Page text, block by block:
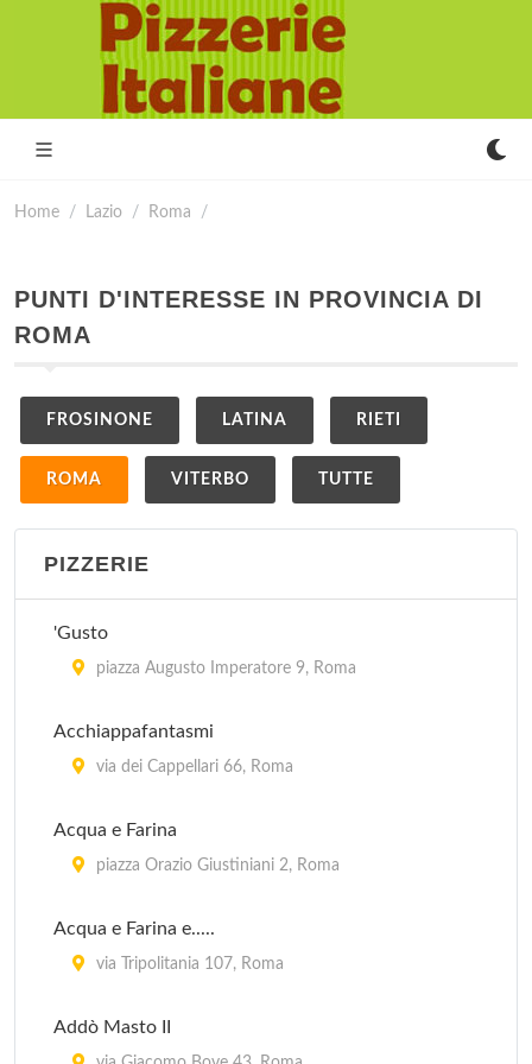
Home Lazio Roma
PUNTI D'INTERESSE IN PROVINCIA DI
ROMA
FROSINONE LATINA RIETI
ROMA VITERBO TUTTE
PIZZERIE
'Gusto
piazza Augusto Imperatore 9, Roma
Acchiappafantasmi
via dei Cappellari 66, Roma
Acqua e Farina
piazza Orazio Giustiniani 2, Roma
Acqua e Farina e.....
via Tripolitania 107, Roma
Addò Masto II